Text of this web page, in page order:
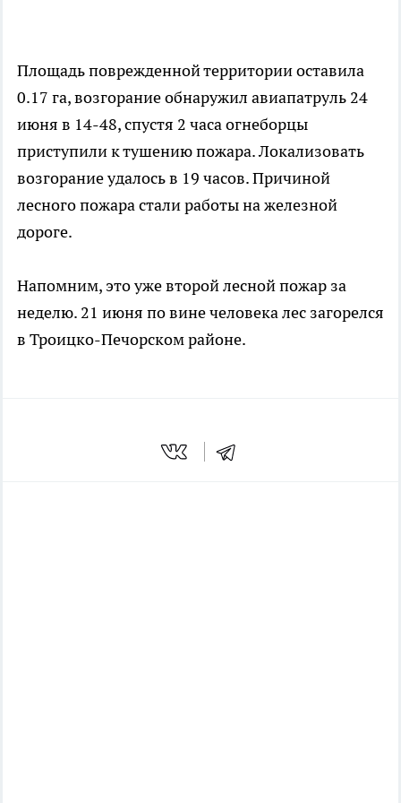
Площадь поврежденной территории оставила
0.17 га, возгорание обнаружил авиапатруль 24
июня в 14-48, спустя 2 часа огнеборцы
приступили к тушению пожара. Локализовать
возгорание удалось в 19 часов. Причиной
лесного пожара стали работы на железной
дороге.
Напомним, это уже второй лесной пожар за
неделю. 21 июня по вине человека лес загорелся
в Троицко-Печорском районе.